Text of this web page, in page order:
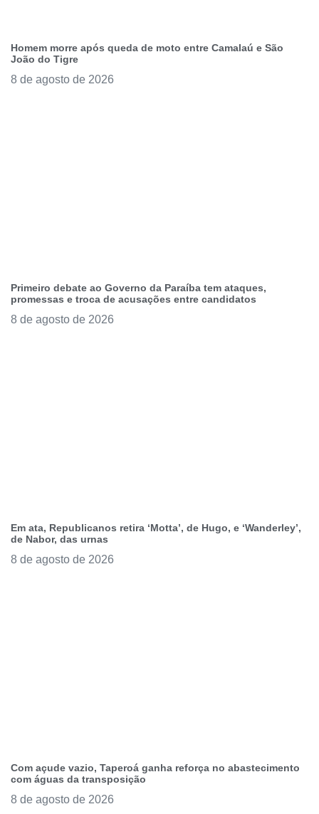
Homem morre após queda de moto entre Camalaú e São
João do Tigre
8 de agosto de 2026
Primeiro debate ao Governo da Paraíba tem ataques,
promessas e troca de acusações entre candidatos
8 de agosto de 2026
Em ata, Republicanos retira ‘Motta’, de Hugo, e ‘Wanderley’,
de Nabor, das urnas
8 de agosto de 2026
Com açude vazio, Taperoá ganha reforça no abastecimento
com águas da transposição
8 de agosto de 2026